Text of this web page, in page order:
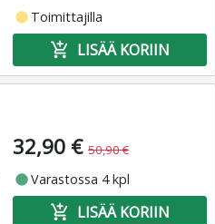
fiber_manual_record Toimittajilla
add_shopping_cart LISÄÄ KORIIN
32,90 € 50,90 €
fiber_manual_recordVarastossa 4 kpl
add_shopping_cart LISÄÄ KORIIN